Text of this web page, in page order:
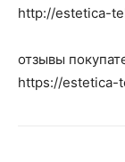
http://estetica-
отзывы
https://estetica-